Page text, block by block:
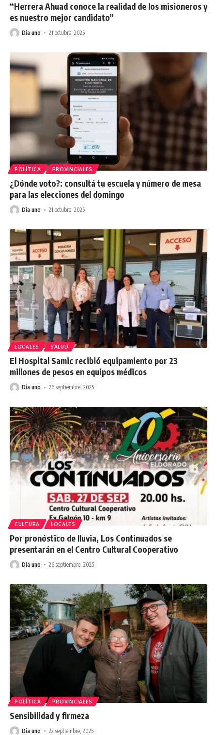
“Herrera Ahuad conoce la realidad de los misioneros y
es nuestro mejor candidato”
Dia uno 21 octubre, 2025
POLÍTICA PROVINCIALES
¿Dónde voto?: consultá tu escuela y número de mesa
para las elecciones del domingo
Dia uno 21 octubre, 2025
LOCALES SALUD
El Hospital Samic recibió equipamiento por 23
millones de pesos en equipos médicos
Dia uno 26 septiembre, 2025
CULTURA LOCALES
Por pronóstico de lluvia, Los Continuados se
presentarán en el Centro Cultural Cooperativo
Dia uno 26 septiembre, 2025
POLÍTICA PROVINCIALES
Sensibilidad y firmeza
Dia uno 22 septiembre, 2025